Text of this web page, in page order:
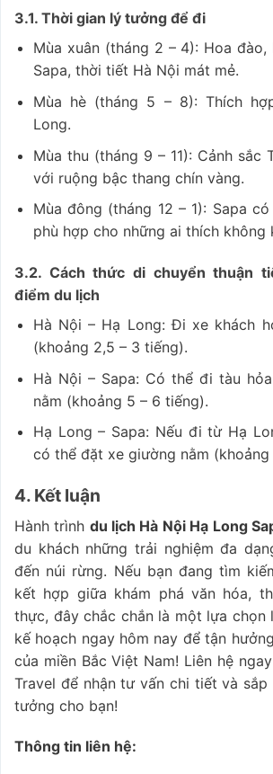
3.1. Thời gian lý tưởng để đi
Mùa xuân (tháng 2 – 4): Hoa
Sapa, thời tiết Hà Nội mát mẻ.
Mùa hè (tháng 5 – 8): Thích
Long.
Mùa thu (tháng 9 – 11): Cảnh sắc
với ruộng bậc thang chín vàng.
Mùa đông (tháng 12 – 1): Sapa
phù hợp cho những ai thích không
3.2. Cách thức di chuyển thuận
điểm du lịch
Hà Nội – Hạ Long: Đi xe khách
(khoảng 2,5 – 3 tiếng).
Hà Nội – Sapa: Có thể đi tàu
nằm (khoảng 5 – 6 tiếng).
Hạ Long – Sapa: Nếu đi từ Hạ
có thể đặt xe giường nằm
4. Kết luận
Hành trình du lịch Hà Nội Hạ Long
du khách những trải nghiệm đa
đến núi rừng. Nếu bạn đang tìm
kết hợp giữa khám phá văn hóa,
thực, đây chắc chắn là một lựa chọn
kế hoạch ngay hôm nay để tận
của miền Bắc Việt Nam! Liên hệ
Travel để nhận tư vấn chi tiết và
tưởng cho bạn!
Thông tin liên hệ: